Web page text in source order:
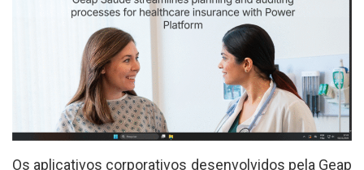
Os aplicativos corporativos desenvolvidos pela Geap